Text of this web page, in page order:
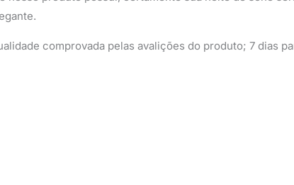
comprovada pelas avalições do produto; 7 dias